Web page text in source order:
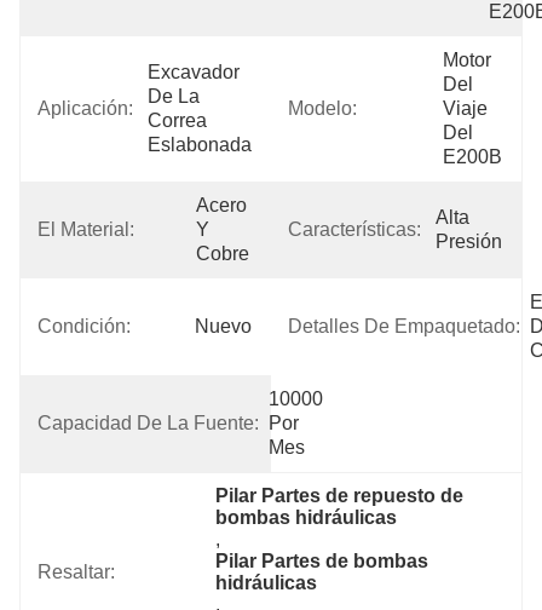
Aplicación:
Excavador
De La
Correa
Eslabonada
Modelo:
Motor
Del
Viaje
Del
E200B
El Material:
Acero
Y
Cobre
Características:
Alta
Presión
Condición: Nuevo Detalles De Empaquetado:
Capacidad De La Fuente:
10000
Por
Mes
Resaltar:
Pilar Partes de repuesto de
bombas hidráulicas
,
Pilar Partes de bombas
hidráulicas
,